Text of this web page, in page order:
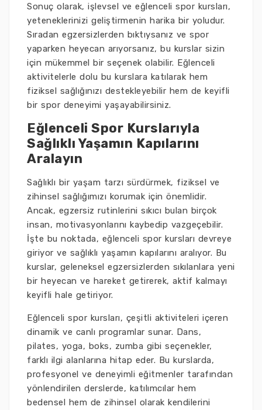
Sonuç olarak, işlevsel ve eğlenceli spor kursları,
yeteneklerinizi geliştirmenin harika bir yoludur.
Sıradan egzersizlerden bıktıysanız ve spor
yaparken heyecan arıyorsanız, bu kurslar sizin
için mükemmel bir seçenek olabilir. Eğlenceli
aktivitelerle dolu bu kurslara katılarak hem
fiziksel sağlığınızı destekleyebilir hem de keyifli
bir spor deneyimi yaşayabilirsiniz.
Eğlenceli Spor Kurslarıyla
Sağlıklı Yaşamın Kapılarını
Aralayın
Sağlıklı bir yaşam tarzı sürdürmek, fiziksel ve
zihinsel sağlığımızı korumak için önemlidir.
Ancak, egzersiz rutinlerini sıkıcı bulan birçok
insan, motivasyonlarını kaybedip vazgeçebilir.
İşte bu noktada, eğlenceli spor kursları devreye
giriyor ve sağlıklı yaşamın kapılarını aralıyor. Bu
kurslar, geleneksel egzersizlerden sıkılanlara yeni
bir heyecan ve hareket getirerek, aktif kalmayı
keyifli hale getiriyor.
Eğlenceli spor kursları, çeşitli aktiviteleri içeren
dinamik ve canlı programlar sunar. Dans,
pilates, yoga, boks, zumba gibi seçenekler,
farklı ilgi alanlarına hitap eder. Bu kurslarda,
profesyonel ve deneyimli eğitmenler tarafından
yönlendirilen derslerde, katılımcılar hem
bedensel hem de zihinsel olarak kendilerini